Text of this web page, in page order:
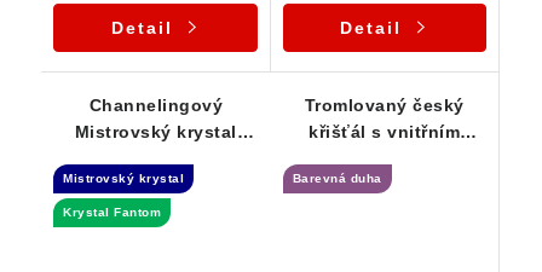
Detail Detail
Channelingový
Mistrovský krystal
Fantomem
Mistrovský krystal
Krystal Fantom
Tromlovaný český
křišťál s vnitřním
přívěsek
Barevná duha